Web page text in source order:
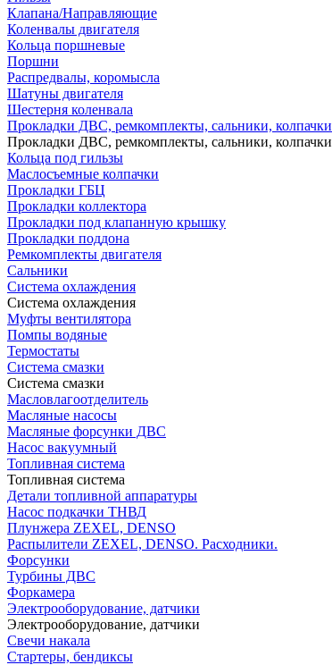
Клапана/Направляющие
Коленвалы двигателя
Кольца поршневые
Поршни
Распредвалы, коромысла
Шатуны двигателя
Шестерня коленвала
Прокладки ДВС, ремкомплекты, сальники, колпачки
Прокладки ДВС, ремкомплекты, сальники, колпачки
Кольца под гильзы
Маслосъемные колпачки
Прокладки ГБЦ
Прокладки коллектора
Прокладки под клапанную крышку
Прокладки поддона
Ремкомплекты двигателя
Сальники
Система охлаждения
Система охлаждения
Муфты вентилятора
Помпы водяные
Термостаты
Система смазки
Система смазки
Масловлагоотделитель
Масляные насосы
Масляные форсунки ДВС
Насос вакуумный
Топливная система
Топливная система
Детали топливной аппаратуры
Насос подкачки ТНВД
Плунжера ZEXEL, DENSO
Распылители ZEXEL, DENSO. Расходники.
Форсунки
Турбины ДВС
Форкамера
Электрооборудование, датчики
Электрооборудование, датчики
Свечи накала
Стартеры, бендиксы